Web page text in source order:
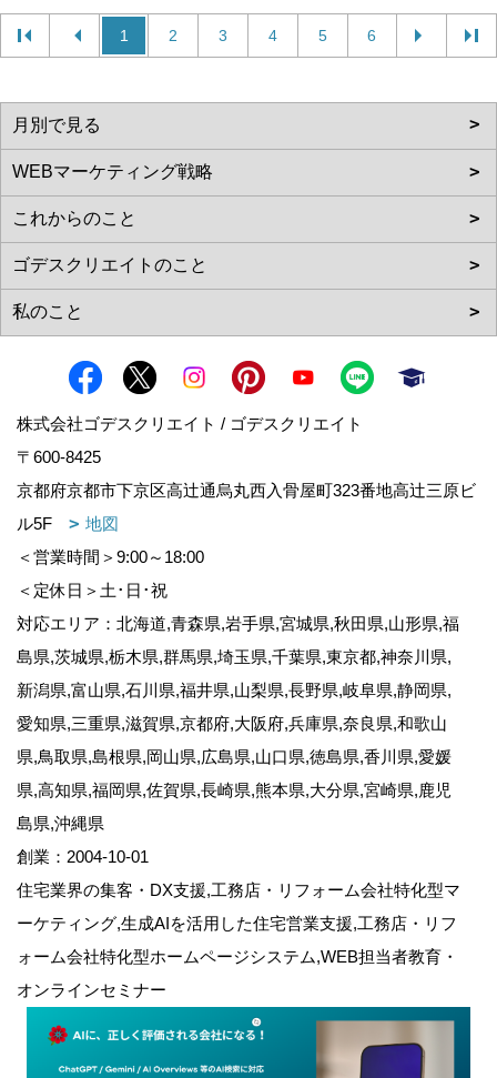
1 2 3 4 5 6
株式会社ゴデスクリエイト / ゴデスクリエイト
〒600-8425
京都府京都市下京区高辻通烏丸西入骨屋町323番地高辻三原ビ
ル5F
地図
＜営業時間＞9:00～18:00
＜定休日＞土･日･祝
対応エリア：北海道,青森県,岩手県,宮城県,秋田県,山形県,福
島県,茨城県,栃木県,群馬県,埼玉県,千葉県,東京都,神奈川県,
新潟県,富山県,石川県,福井県,山梨県,長野県,岐阜県,静岡県,
愛知県,三重県,滋賀県,京都府,大阪府,兵庫県,奈良県,和歌山
県,鳥取県,島根県,岡山県,広島県,山口県,徳島県,香川県,愛媛
県,高知県,福岡県,佐賀県,長崎県,熊本県,大分県,宮崎県,鹿児
島県,沖縄県
創業：2004-10-01
住宅業界の集客・DX支援,工務店・リフォーム会社特化型マ
ーケティング,生成AIを活用した住宅営業支援,工務店・リフ
ォーム会社特化型ホームページシステム,WEB担当者教育・
オンラインセミナー